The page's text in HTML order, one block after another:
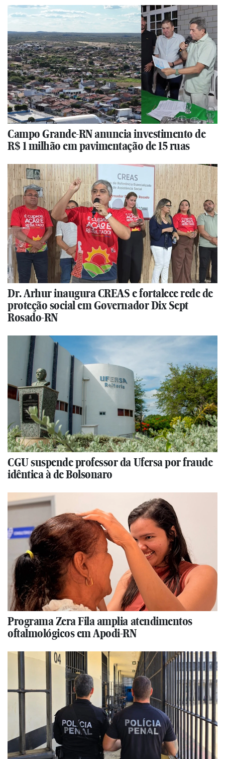
Campo Grande-RN anuncia investimento de
R$ 1 milhão em pavimentação de 15 ruas
Dr. Arhur inaugura CREAS e fortalece rede de
proteção social em Governador Dix Sept
Rosado-RN
CGU suspende professor da Ufersa por fraude
idêntica à de Bolsonaro
Programa Zera Fila amplia atendimentos
oftalmológicos em Apodi-RN